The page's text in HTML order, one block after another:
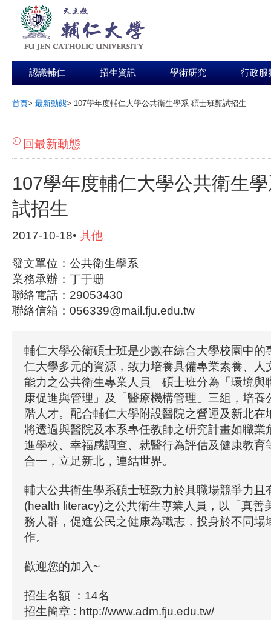
認識輔仁 招生資訊 學術研究 行政服
首頁> 最新動態> 107學年度輔仁大學公共衛生學系 碩士班甄試招生
回最新動態
107學年度輔仁大學公共衛生
試招生
2017-10-18• 其他
發文單位：公共衛生學系
業務承辦：丁于珊
聯絡電話：29053430
聯絡信箱：056339@mail.fju.edu.tw
輔仁大學公衛碩士班是少數在綜合大學校園中的
仁大學多元的資源，致力培養具備專業素養、人
能力之公共衛生專業人員。碩士班分為「環境與
康促進與管理」及「醫療機構管理」三組，培養
階人才。配合輔仁大學附設醫院之營運及新北在
將透過與醫院及本系專任教師之研究計畫如職業
進學校、幸福感調查、就醫行為評估及健康教育
合一，立足新北，連結世界。
輔大公共衛生學系碩士班致力於具職場競爭力且
(health literacy)之公共衛生專業人員，以「真善
務人群，促進公民之健康為職志，投身於不同場
作。
歡迎您的加入~
招生名額 ：14名
招生簡章 : http://www.adm.fju.edu.tw/